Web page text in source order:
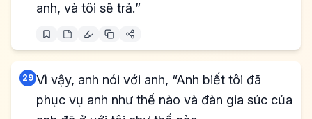
anh, và tôi sẽ trả.”
29 Vì vậy, anh nói với anh, “Anh biết tôi đã
phục vụ anh như thế nào và đàn gia súc của